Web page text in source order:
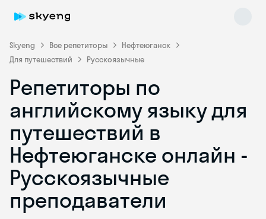
Skyeng Все репетиторы
Нефтеюганск
Для путешествий
Русскоязычные
Репетиторы по
английскому языку для
путешествий в
Нефтеюганске онлайн -
Русскоязычные
преподаватели
Skyeng Chat
online